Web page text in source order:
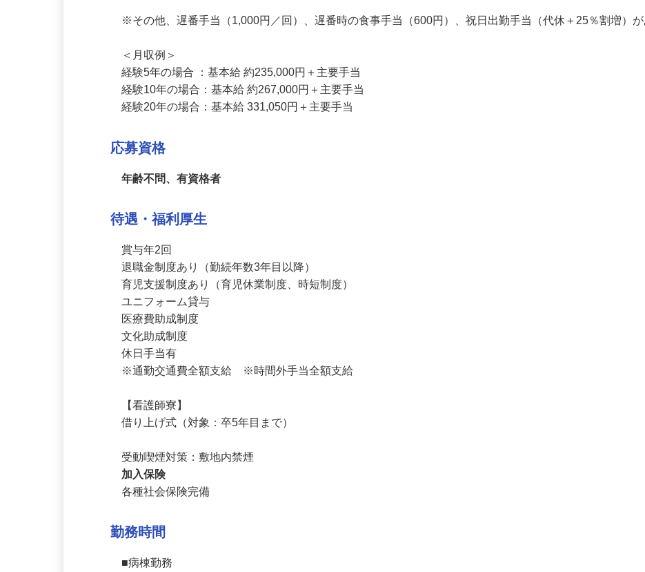
住宅手当15,000円＋3交替8回または2交替4回分夜勤手当
※その他、遅番手当（1,000円／回）、遅番時の食事手当（600円）、祝日出勤手当（代休＋25％割増）
＜月収例＞
経験5年の場合 ：基本給 約235,000円＋主要手当
経験20年の場合：基本給 331,050円＋主要手当
応募資格
年齢不問、有資格者
待遇・福利厚生
賞与年2回
退職金制度あり（勤続年数3年目以降）
育児支援制度あり（育児休業制度、時短制度）
ユニフォーム貸与
医療費助成制度
文化助成制度
※通勤交通費全額支給　※時間外手当全額支給
借り上げ式（対象：卒5年目まで）
受動喫煙対策：敷地内禁煙
各種社会保険完備